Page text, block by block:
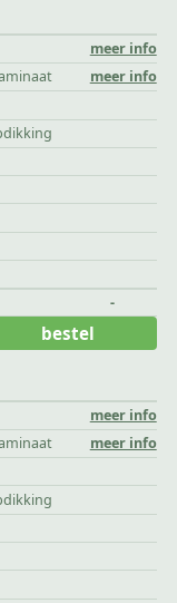
meer info
meer info
-
meer info
meer info
bestel